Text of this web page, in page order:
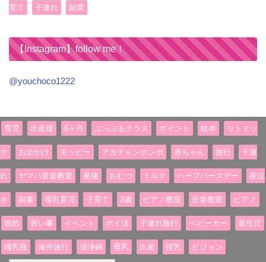
育て 子連れ 副業
【Instagram】follow me！
@youchoco1222
育児 出産後 6ヶ月 ぷっぷるクラス ポイント 絵本 リトミッ
ク お出かけ モッピー アカチャンホンポ 赤ちゃん 旅行 子連
れ ヤマハ音楽教室 産後 おむつ ミルク ハーフバースデー 夜泣
き 副業 母乳育児 子育て 2歳 ピアノ教室 音楽教室 ピアノ
節約 習い事 イベント ポイ活 子連れ旅行 ベビーカー 新生児
哺乳瓶 海外旅行 清浄綿 母乳 出産 授乳 ピジョン